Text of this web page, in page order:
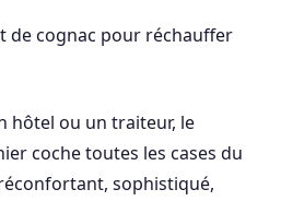
de cognac pour réchauffer
hôtel ou un traiteur, le
coche toutes les cases du
sophistiqué,